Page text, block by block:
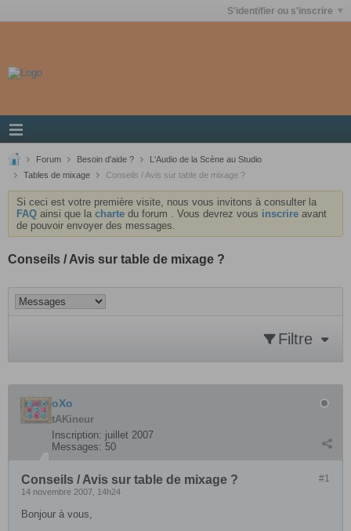
S'identifier ou s'inscrire
Forum Besoin d'aide ?
L'Audio de la Scène au Studio
Tables de mixage
Conseils / Avis sur table de mixage ?
Si ceci est votre première visite, nous vous invitons à consulter la
FAQ ainsi que la charte du forum . Vous devrez vous inscrire avant
de pouvoir envoyer des messages.
Conseils / Avis sur table de mixage ?
Filtre
oXo
tAKineur
Inscription: juillet 2007
Messages: 50
#1
Conseils / Avis sur table de mixage ?
14 novembre 2007, 14h24
Bonjour à vous,